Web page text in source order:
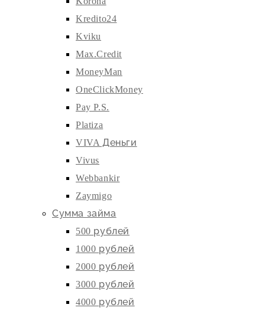
Kredito24
Kviku
Max.Credit
MoneyMan
OneClickMoney
Pay P.S.
Platiza
VIVA Деньги
Vivus
Webbankir
Zaymigo
Сумма займа
500 рублей
1000 рублей
2000 рублей
3000 рублей
4000 рублей